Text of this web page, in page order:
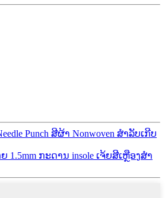
Punch ສີຜ້າ Nonwoven ສໍາລັບເກີບ
1.5mm ກະດານ insole ເຈ້ຍສີເຫຼືອງສໍາ